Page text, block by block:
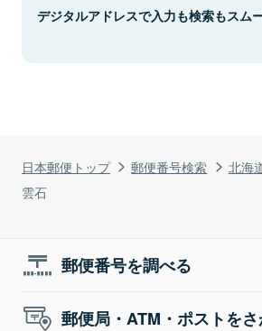
日本郵便トップ 郵便番号検索 北海
雲石
デジタルアドレスで入力も検索もスムー
郵便番号を調べる
郵便局・ATM・ポストを